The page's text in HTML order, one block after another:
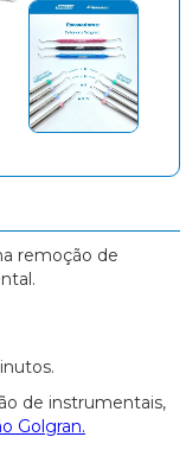
remoção de
de instrumentais,
Golgran.